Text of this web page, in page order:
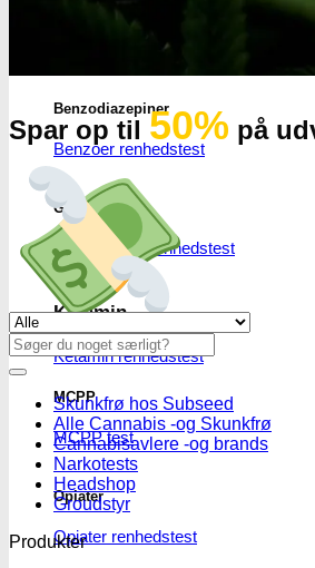
LSD renhedstest
Benzodiazepiner
Benzoer renhedstest
GHB/Hætter
GHB/Hætter renhedstest
Ketamin
Ketamin renhedstest
MCPP
MCPP test
Opiater
Opiater renhedstest
Spar op til 50% på
Se alle tilbud her
Søg
efter:
Skunkfrø hos Subseed
Alle Cannabis -og Skunkfrø
Cannabisavlere -og brands
Narkotests
Headshop
Groudstyr
Produkter